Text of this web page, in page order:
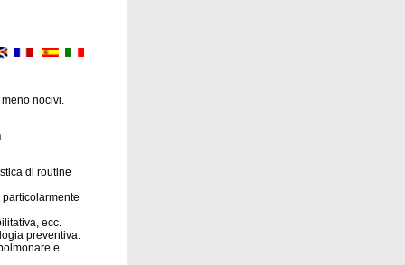
nocivi.
di routine
ecc.
preventiva.
e